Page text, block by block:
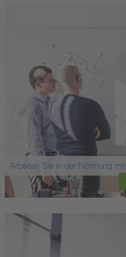
Arbeiten Sie in der Normung mit